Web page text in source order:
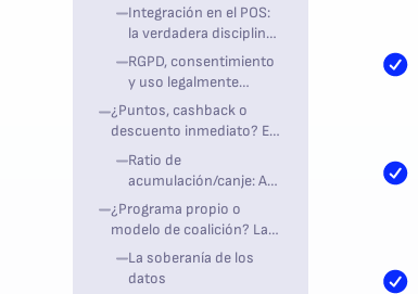
otros sectores
en el comercio minorista
de alimentación
Integración en el POS:
la verdadera disciplina
reina
RGPD, consentimiento
y uso legalmente
seguro de los datos
¿Puntos, cashback o
descuento inmediato? El
mecanismo adecuado
para el comercio
minorista de alimentación
Ratio de
acumulación/canje: Así
la fidelización sigue
siendo rentable a pesar
¿Programa propio o
modelo de coalición? La
cuestión estratégica
fundamental
La soberanía de los
datos